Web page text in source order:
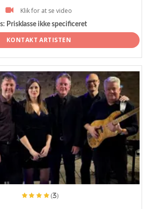
Klik for at se video
Prisklasse ikke specificeret
KONTAKT ARTISTEN
(3)